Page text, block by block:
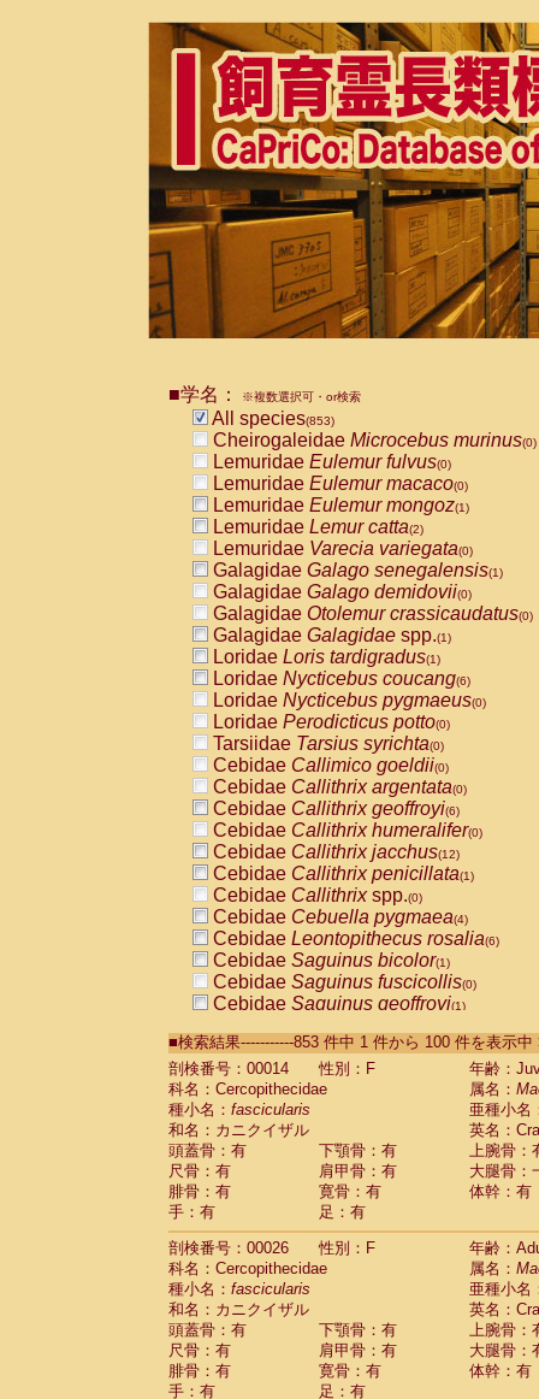
■学名： ※複数選択可・or検索
All species(853)
Cheirogaleidae Microcebus murinus(0)
Lemuridae Eulemur fulvus(0)
Lemuridae Eulemur macaco(0)
Lemuridae Eulemur mongoz(1)
Lemuridae Lemur catta(2)
Lemuridae Varecia variegata(0)
Galagidae Galago senegalensis(1)
Galagidae Galago demidovii(0)
Galagidae Otolemur crassicaudatus(0)
Galagidae Galagidae spp.(1)
Loridae Loris tardigradus(1)
Loridae Nycticebus coucang(6)
Loridae Nycticebus pygmaeus(0)
Loridae Perodicticus potto(0)
Tarsiidae Tarsius syrichta(0)
Cebidae Callimico goeldii(0)
Cebidae Callithrix argentata(0)
Cebidae Callithrix geoffroyi(6)
Cebidae Callithrix humeralifer(0)
Cebidae Callithrix jacchus(12)
Cebidae Callithrix penicillata(1)
Cebidae Callithrixspp.(0)
Cebidae Cebuella pygmaea(4)
Cebidae Leontopithecus rosalia(6)
Cebidae Saguinus bicolor(1)
Cebidae Saguinus fuscicollis(0)
Cebidae Saguinus geoffroyi(1)
CebidaeSaguinus labiatus(0)
Cebidae Saguinus leucopus (2)
CebidaeSaguinus midas
CebidaeSaguinus mystax
CebidaeSaguinus nigricollis (22)
Cebidae Saguinus oedipus
Cebidae Saguinus weddelli
Cebidae Saguinusspp.
Cebidae Aotus trivirgatus
Cebidae Cebus albifrons
CebidaeCebus apella
CebidaeCebus capucinus
CebidaeCebus nigrivittatus
Cebidae Cebusspp.(0)
Cebidae Saimiri boliviensis
Cebidae Saimiri sciureus
Atelidae Alouatta caraya
■検索結果-----------853 件中 1 件から 100 件を表示
剖検番号：00014
性別：F
年齢：
科名：Cercopithecidae
属名：
種小名： fascicularis
亜種小名
和名：カニクイザル
英名：
頭蓋骨：有
下顎骨：有
上腕骨：
尺骨：有
肩甲骨：有
大腿骨：
腓骨：有
寛骨：有
体幹：有
手：有
足：有
剖検番号：00026
性別：F
年齢：
科名：Cercopithecidae
属名：
種小名： fascicularis
亜種小名
和名：カニクイザル
英名：
頭蓋骨：有
下顎骨：有
上腕骨：
尺骨：有
肩甲骨：有
大腿骨：
腓骨：有
寛骨：有
体幹：有
手：有
足：有